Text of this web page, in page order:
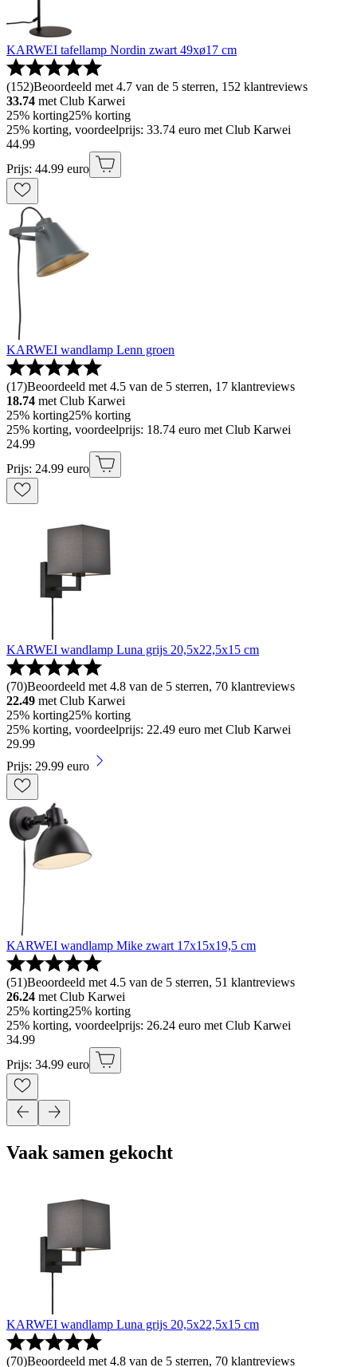
KARWEI tafellamp Nordin zwart 49xø17 cm
(152)Beoordeeld met 4.7 van de 5 sterren, 152 klantreviews
33.74 met Club Karwei
25% korting25% korting
25% korting, voordeelprijs: 33.74 euro met Club Karwei
44.99
Prijs: 44.99 euro
KARWEI wandlamp Lenn groen
(17)Beoordeeld met 4.5 van de 5 sterren, 17 klantreviews
18.74 met Club Karwei
25% korting25% korting
25% korting, voordeelprijs: 18.74 euro met Club Karwei
24.99
Prijs: 24.99 euro
KARWEI wandlamp Luna grijs 20,5x22,5x15 cm
(70)Beoordeeld met 4.8 van de 5 sterren, 70 klantreviews
22.49 met Club Karwei
25% korting25% korting
25% korting, voordeelprijs: 22.49 euro met Club Karwei
29.99
Prijs: 29.99 euro
KARWEI wandlamp Mike zwart 17x15x19,5 cm
(51)Beoordeeld met 4.5 van de 5 sterren, 51 klantreviews
26.24 met Club Karwei
25% korting25% korting
25% korting, voordeelprijs: 26.24 euro met Club Karwei
34.99
Prijs: 34.99 euro
Vaak samen gekocht
KARWEI wandlamp Luna grijs 20,5x22,5x15 cm
(70)Beoordeeld met 4.8 van de 5 sterren, 70 klantreviews